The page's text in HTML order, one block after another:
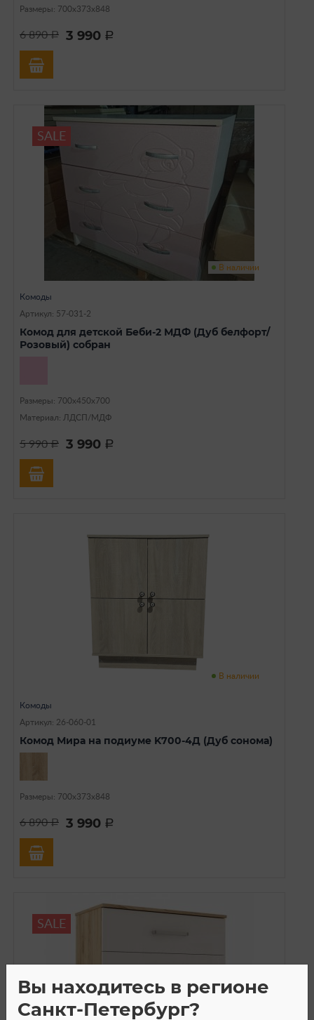
Размеры: 700х373х848
6 890a 3 990 a
SALE
В наличии
Комоды
Артикул: 57-031-2
Комод для детской Беби-2 МДФ (Дуб белфорт/
Розовый) собран
Размеры: 700х450х700
Материал: ЛДСП/МДФ
5 990a 3 990 a
В наличии
Комоды
Артикул: 26-060-01
Комод Мира на подиуме K700-4Д (Дуб сонома)
Размеры: 700х373х848
6 890a 3 990 a
SALE
Вы находитесь в регионе
Санкт-Петербург?